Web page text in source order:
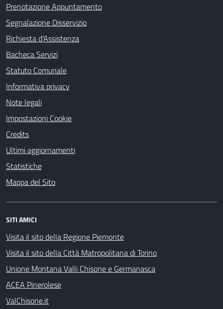
Prenotazione Appuntamento
Segnalazione Disservizio
Richiesta d'Assistenza
Bacheca Servizi
Statuto Comunale
Informativa privacy
Note legali
Impostazioni Cookie
Credits
Ultimi aggiornamenti
Statistiche
Mappa del Sito
SITI AMICI
Visita il sito della Regione Piemonte
Visita il sito della Città Matropolitana di Torino
Unione Montana Valli Chisone e Germanasca
ACEA Pinerolese
ValChisone.it